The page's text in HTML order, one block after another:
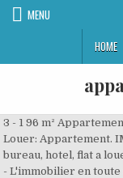
MENU
HOME
3 - 1 96 m²
Louer: Appartement.
bureau, hotel, flat a
- L'immobilier en